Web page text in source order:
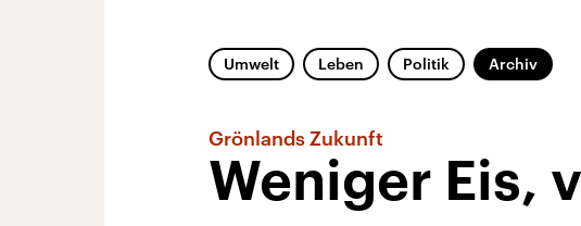
Umwelt Leben Politik Archiv
Grönlands Zukunft
Weniger Eis,